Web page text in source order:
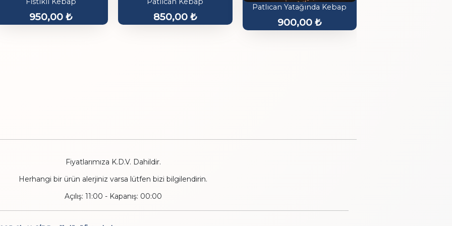
950,00 ₺ 850,00 ₺
Patlıcan Yatağında Kebap
900,00 ₺
Fiyatlarımıza K.D.V. Dahildir.
Herhangi bir ürün alerjiniz varsa lütfen bizi bilgilendirin.
Açılış: 11:00 - Kapanış: 00:00